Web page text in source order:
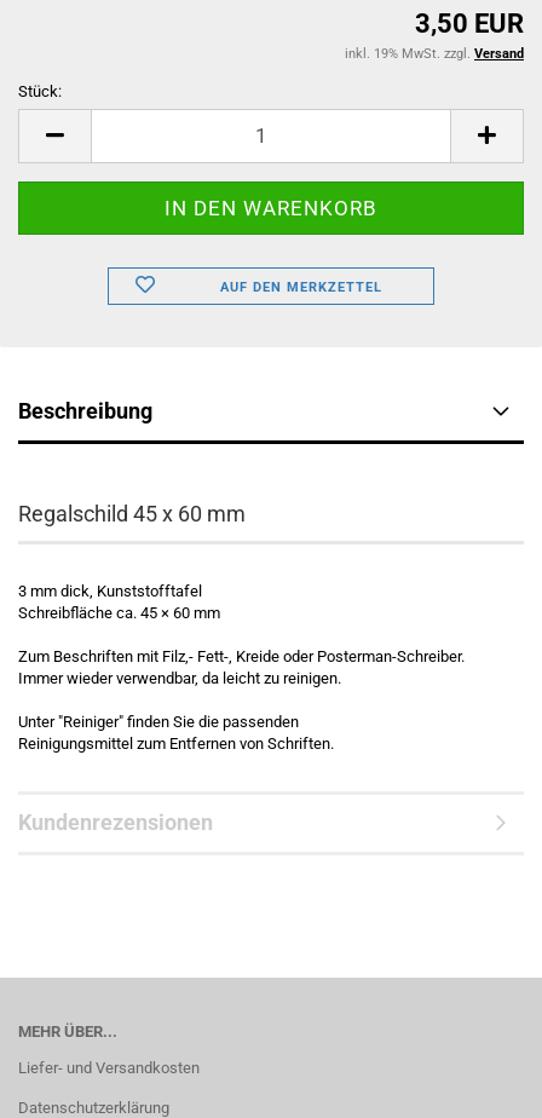
3,50 EUR
inkl. 19% MwSt. zzgl. Versand
Stück:
AUF DEN MERKZETTEL
Beschreibung
Regalschild 45 x 60 mm
3 mm dick, Kunststofftafel
Schreibfläche ca. 45 × 60 mm
Zum Beschriften mit Filz,- Fett-, Kreide oder Posterman-Schreiber.
Immer wieder verwendbar, da leicht zu reinigen.
Unter "Reiniger" finden Sie die passenden
Reinigungsmittel zum Entfernen von Schriften.
Kundenrezensionen
MEHR ÜBER...
Liefer- und Versandkosten
Datenschutzerklärung